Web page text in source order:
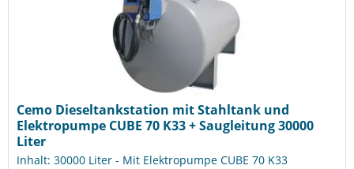
Cemo Dieseltankstation mit Stahltank und
Elektropumpe CUBE 70 K33 + Saugleitung 30000
Liter
Inhalt: 30000 Liter - Mit Elektropumpe CUBE 70 K33